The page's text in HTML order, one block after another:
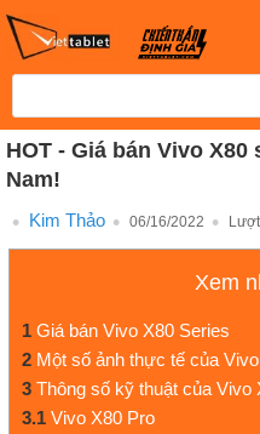
HOT - Giá bán Vivo
Nam!
Kim Thảo 06/16/2022
Xem
1 Giá bán Vivo X80 Series
2 Một số ảnh thực tế của
3 Thông số kỹ thuật của Vivo
3.1 Vivo X80 Pro